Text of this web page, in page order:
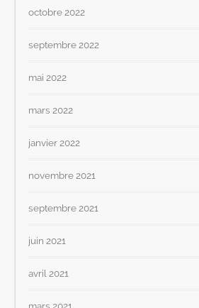
octobre 2022
septembre 2022
mai 2022
mars 2022
janvier 2022
novembre 2021
septembre 2021
juin 2021
avril 2021